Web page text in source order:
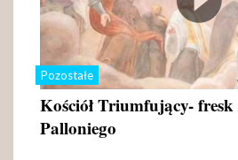
Pozostałe
Kościół Triumfujący- fresk
Palloniego